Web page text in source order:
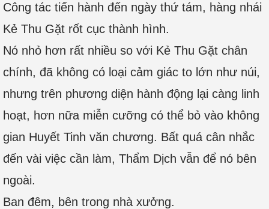
Công tác tiến hành đến ngày thứ tám, hàng nhái
Kẻ Thu Gặt rốt cục thành hình.
Nó nhỏ hơn rất nhiều so với Kẻ Thu Gặt chân
chính, đã không có loại cảm giác to lớn như núi,
nhưng trên phương diện hành động lại càng linh
hoạt, hơn nữa miễn cưỡng có thể bỏ vào không
gian Huyết Tinh văn chương. Bất quá cân nhắc
đến vài việc cần làm, Thẩm Dịch vẫn để nó bên
ngoài.
Ban đêm, bên trong nhà xưởng.